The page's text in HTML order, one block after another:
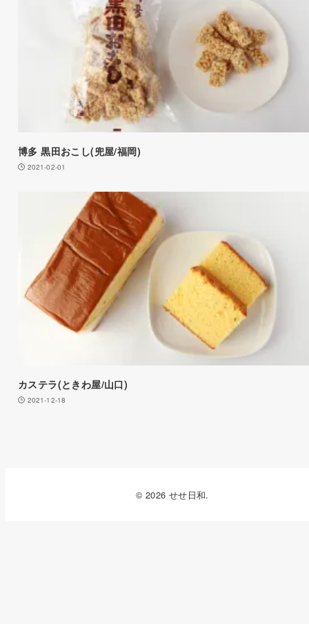
博多 黒田おこし(兜屋/福岡)
2021-02-01
カステラ(ときわ屋/山口)
2021-12-18
© 2026 せせ日和.